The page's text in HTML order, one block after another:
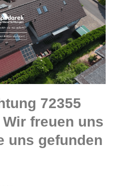
72355
freuen uns
uns gefunden